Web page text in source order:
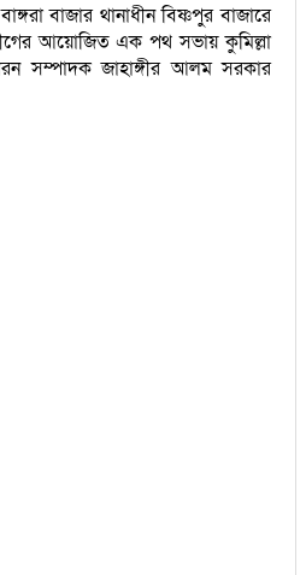
বাজার থানাধীন বিষ্ণপুর বাজারে
আয়োজিত এক পথ সভায় কুমিল্লা
সম্পাদক জাহাঙ্গীর আলম সরকার